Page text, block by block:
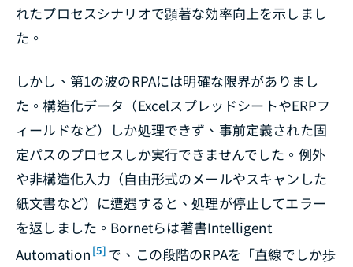
れたプロセスシナリオで顕著な効率向上を示しまし
た。
しかし、第1の波のRPAには明確な限界がありまし
た。構造化データ（ExcelスプレッドシートやERPフ
ィールドなど）しか処理できず、事前定義された固
定パスのプロセスしか実行できませんでした。例外
や非構造化入力（自由形式のメールやスキャンした
紙文書など）に遭遇すると、処理が停止してエラー
を返しました。Bornetらは著書Intelligent
Automation [5] で、この段階のRPAを「直線でしか歩